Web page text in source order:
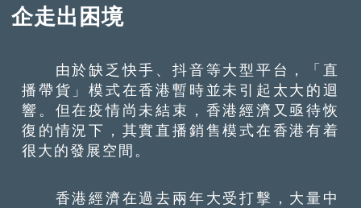
企走出困境
由於缺乏快手、抖音等大型平台，「直
播帶貨」模式在香港暫時並未引起太大的迴
響。但在疫情尚未結束，香港經濟又亟待恢
復的情況下，其實直播銷售模式在香港有着
很大的發展空間。
香港經濟在過去兩年大受打擊，大量中